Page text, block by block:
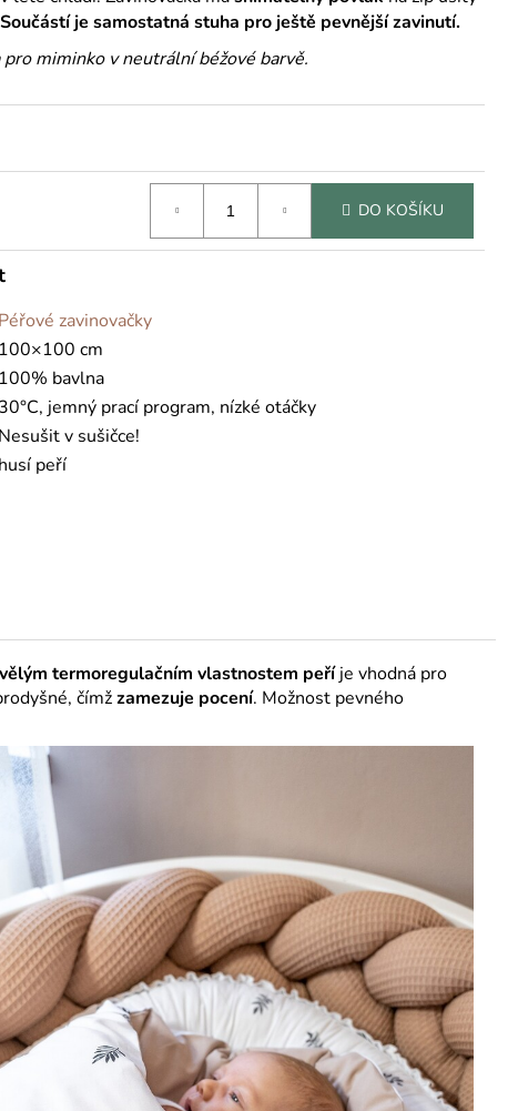
Součástí je samostatná stuha pro ještě pevnější zavinutí.
miminko v neutrální béžové barvě.
DO KOŠÍKU
Péřové zavinovačky
100×100 cm
100% bavlna
30°C, jemný prací program, nízké otáčky
Nesušit v sušičce!
husí peří
termoregulačním vlastnostem peříje vhodná pro
čímžzamezuje pocení. Možnost pevného